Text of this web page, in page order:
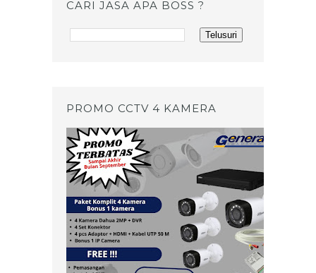
CARI JASA APA BOSS ?
PROMO CCTV 4 KAMERA